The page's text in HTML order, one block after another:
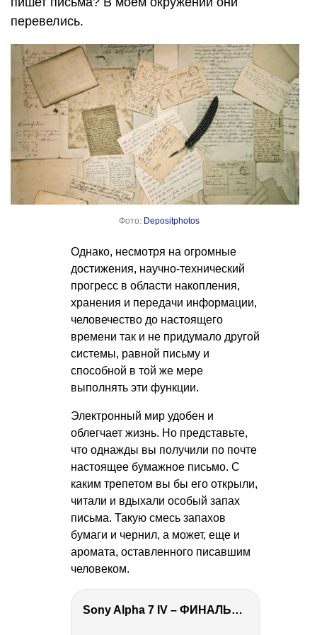
перевелись.
Фото: Depositphotos
Однако, несмотря на огромные
достижения, научно-технический
прогресс в области накопления,
хранения и передачи информации,
человечество до настоящего
времени так и не придумало другой
системы, равной письму и
способной в той же мере
выполнять эти функции.
Электронный мир удобен и
облегчает жизнь. Но представьте,
что однажды вы получили по почте
настоящее бумажное письмо. С
каким трепетом вы бы его открыли,
читали и вдыхали особый запах
письма. Такую смесь запахов
бумаги и чернил, а может, еще и
аромата, оставленного писавшим
человеком.
Sony Alpha 7 IV – ФИНАЛЬНЫЙ ОБЗОР